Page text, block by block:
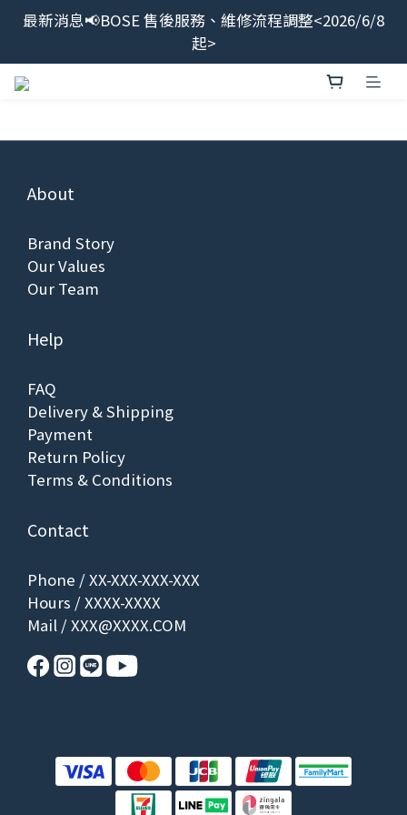
最新消息📢BOSE 售後服務、維修流程調整<2026/6/8
起>
最新消息📢BOSE 售後服務、維修流程調整<2026/6/8
起>
BOSE授權代理商<宏驜有限公司>直營線上商城，加入
會員限定福利開搶！下單即贈BOSE品牌筆記本，錯過
最新消息📢BOSE 售後服務、維修流程調整<2026/6/8
About
Brand Story
Our Values
Our Team
Help
FAQ
Delivery & Shipping
Payment
Return Policy
Terms & Conditions
Contact
Phone / XX-XXX-XXX-XXX
Hours / XXXX-XXXX
Mail / XXX@XXXX.COM